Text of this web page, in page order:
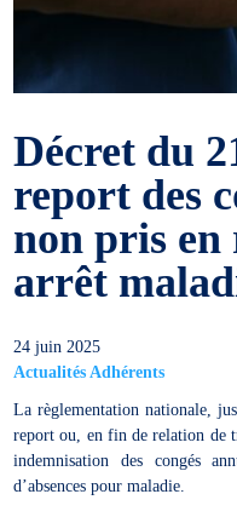
Décret du
report des
non pris en
arrêt
24 juin 2025
Actualités Adhérents
La règlementation nationale,
report ou, en fin de relation de
indemnisation des congés
d’absences pour maladie.